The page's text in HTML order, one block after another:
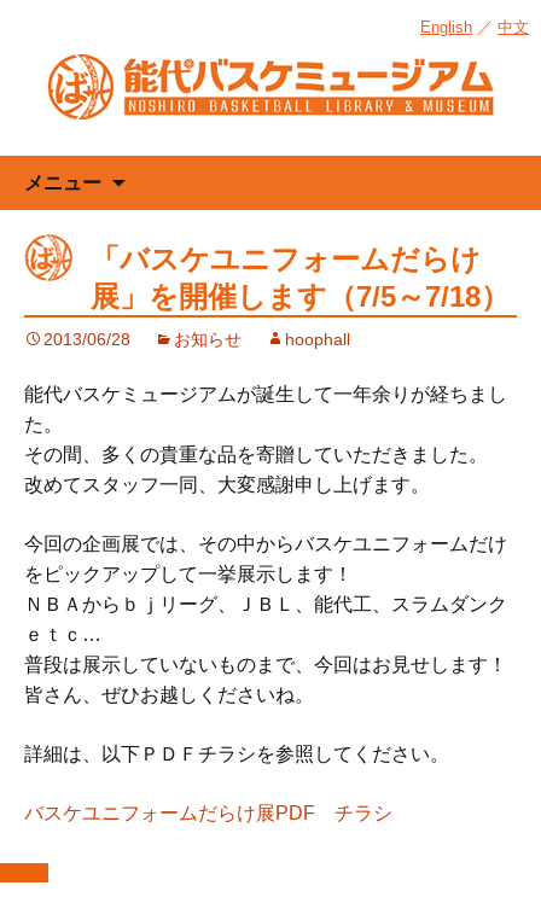
English ／ 中文
メニュー
ン
ツ
へ
ス
「バスケユニフォームだらけ
展」を開催します（7/5～7/18）
2013/06/28 お知らせ hoophall
能代バスケミュージアムが誕生して一年余りが経ちまし
た。
その間、多くの貴重な品を寄贈していただきました。
改めてスタッフ一同、大変感謝申し上げます。
今回の企画展では、その中からバスケユニフォームだけ
をピックアップして一挙展示します！
ＮＢＡからｂｊリーグ、ＪＢＬ、能代工、スラムダンク
ｅｔｃ…
普段は展示していないものまで、今回はお見せします！
皆さん、ぜひお越しくださいね。
詳細は、以下ＰＤＦチラシを参照してください。
バスケユニフォームだらけ展PDF チラシ